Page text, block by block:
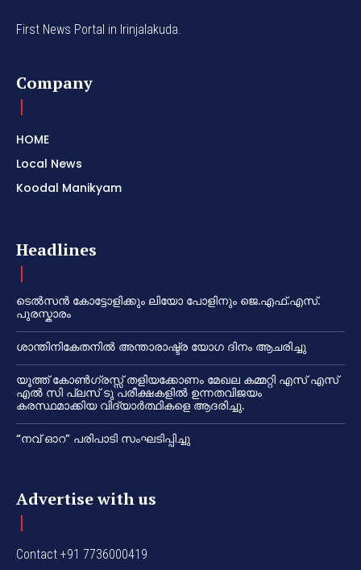
First News Portal in Irinjalakuda.
Company
HOME
Local News
Koodal Manikyam
Headlines
ടെൽസൻ കോട്ടോളിക്കും ലിയോ പോളിനും ജെ.എഫ്.എസ്.
പുരസ്കാരം
ശാന്തിനികേതനിൽ അന്താരാഷ്ട്ര യോഗ ദിനം ആചരിച്ചു
യൂത്ത് കോൺഗ്രസ്സ് തളിയക്കോണം മേഖല കമ്മറ്റി എസ് എസ്
എൽ സി പ്ലസ് ടു പരീക്ഷകളിൽ ഉന്നതവിജയം
കരസ്ഥമാക്കിയ വിദ്യാർത്ഥികളെ ആദരിച്ചു.
“നവ് ഓറ” പരിപാടി സംഘടിപ്പിച്ചു
Advertise with us
Contact +91 7736000419